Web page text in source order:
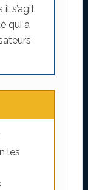
s’agit
qui a
les